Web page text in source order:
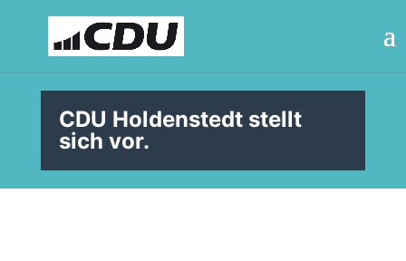
CDU Holdenstedt stellt
sich vor.